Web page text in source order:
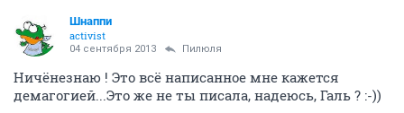
Шнаппи
activist
04 сентября 2013 Пилюля
Ничёнезнаю ! Это всё написанное мне кажется
демагогией...Это же не ты писала, надеюсь, Галь ? :-))